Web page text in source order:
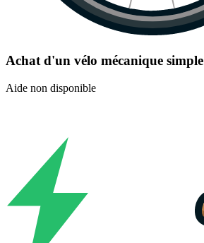
Achat d'un vélo mécanique simple
Aide non disponible